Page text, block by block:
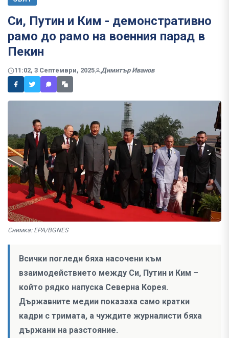
Си, Путин и Ким - демонстративно
рамо до рамо на военния парад в
Пекин
11:02, 3 Септември, 2025 Димитър Иванов
Снимка: EPA/BGNES
Всички погледи бяха насочени към
взаимодействието между Си, Путин и Ким –
който рядко напуска Северна Корея.
Държавните медии показаха само кратки
кадри с тримата, а чуждите журналисти бяха
държани на разстояние.